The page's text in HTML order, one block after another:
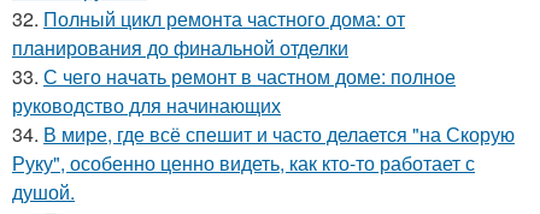
32. Полный цикл ремонта частного дома: от
планирования до финальной отделки
33. С чего начать ремонт в частном доме: полное
руководство для начинающих
34. В мире, где всё спешит и часто делается "на Скорую
Руку", особенно ценно видеть, как кто-то работает с
душой.